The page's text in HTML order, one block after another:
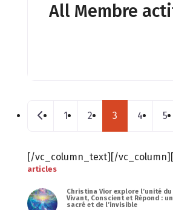
All Membre
Posts navigation
Nouveaux postes
1 2 3 4 5
[/vc_column_text][/
articles
Christina Vior explore l’unité
Vivant, Conscient et Répond :
sacré et de l’invisible